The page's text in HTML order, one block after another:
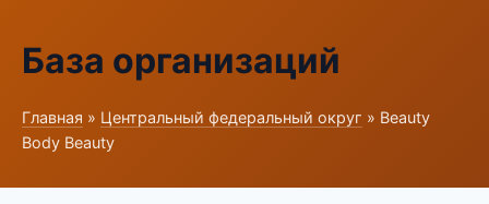
База организаций
Главная » Центральный федеральный округ » Beauty
Body Beauty